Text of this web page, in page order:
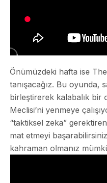
Önümüzdeki hafta ise
tanışacağız. Bu oyunda,
birleştirerek kalabalık bir
Meclisi’ni yenmeye
“taktiksel zeka”
mat etmeyi
kahraman olmanız